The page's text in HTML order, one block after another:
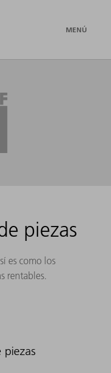
MENÚ
piezas
es como los
rentables.